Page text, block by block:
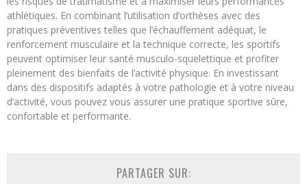
athlétiques. En combinant l’utilisation d’orthèses avec des
pratiques préventives telles que l’échauffement adéquat, le
renforcement musculaire et la technique correcte, les sportifs
peuvent optimiser leur santé musculo-squelettique et profiter
pleinement des bienfaits de l’activité physique. En investissant
dans des dispositifs adaptés à votre pathologie et à votre niveau
d’activité, vous pouvez vous assurer une pratique sportive sûre,
confortable et performante.
PARTAGER SUR: